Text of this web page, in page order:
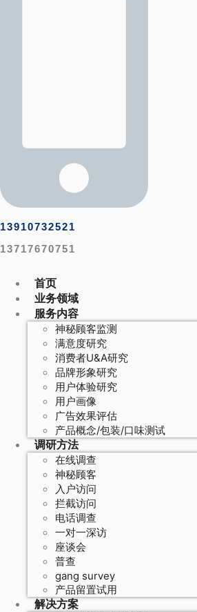
13910732521
13717670751
首页
业务领域
服务内容
神秘顾客监测
满意度研究
消费者U&A研究
品牌形象研究
用户体验研究
用户画像
广告效果评估
产品概念/包装/口味测试
调研方法
在线调查
神秘顾客
入户访问
拦截访问
电话调查
一对一深访
座谈会
普查
gang survey
产品留置试用
解决方案